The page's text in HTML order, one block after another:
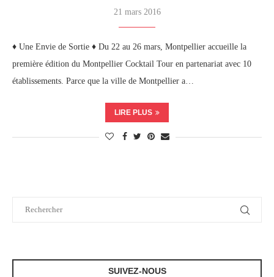
21 mars 2016
♦ Une Envie de Sortie ♦ Du 22 au 26 mars, Montpellier accueille la
première édition du Montpellier Cocktail Tour en partenariat avec 10
établissements. Parce que la ville de Montpellier a…
LIRE PLUS
SUIVEZ-NOUS